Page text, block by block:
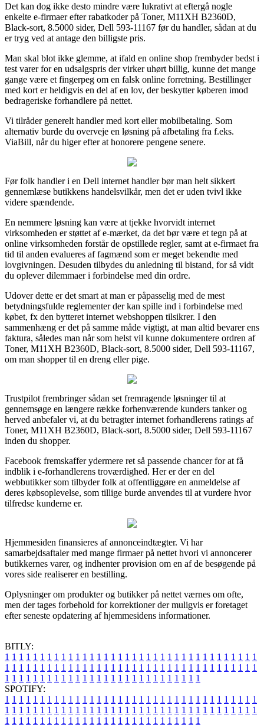
Det kan dog ikke desto mindre være lukrativt at eftergå nogle
enkelte e-firmaer efter rabatkoder på Toner, M11XH B2360D,
Black-sort, 8.5000 sider, Dell 593-11167 før du handler, sådan at du
er tryg ved at antage den billigste pris.
Man skal blot ikke glemme, at ifald en online shop frembyder bedst i
test varer for en udsalgspris der virker uhørt billig, kunne det mange
gange være et fingerpeg om en falsk online forretning. Bestillinger
med kort er heldigvis en del af en lov, der beskytter køberen imod
bedrageriske forhandlere på nettet.
Vi tilråder generelt handler med kort eller mobilbetaling. Som
alternativ burde du overveje en løsning på afbetaling fra f.eks.
ViaBill, når du higer efter at honorere pengene senere.
Før folk handler i en Dell internet handler bør man helt sikkert
gennemlæse butikkens handelsvilkår, men det er uden tvivl ikke
videre spændende.
En nemmere løsning kan være at tjekke hvorvidt internet
virksomheden er støttet af e-mærket, da det bør være et tegn på at
online virksomheden forstår de opstillede regler, samt at e-firmaet fra
tid til anden evalueres af fagmænd som er meget bekendte med
lovgivningen. Desuden tilbydes du anledning til bistand, for så vidt
du oplever dilemmaer i forbindelse med din ordre.
Udover dette er det smart at man er påpasselig med de mest
betydningsfulde reglementer der kan spille ind i forbindelse med
købet, fx den bytteret internet webshoppen tilsikrer. I den
sammenhæng er det på samme måde vigtigt, at man altid bevarer ens
faktura, således man når som helst vil kunne dokumentere ordren af
Toner, M11XH B2360D, Black-sort, 8.5000 sider, Dell 593-11167,
om man shopper til en dreng eller pige.
Trustpilot frembringer sådan set fremragende løsninger til at
gennemsøge en længere række forhenværende kunders tanker og
herved anbefaler vi, at du betragter internet forhandlerens ratings af
Toner, M11XH B2360D, Black-sort, 8.5000 sider, Dell 593-11167
inden du shopper.
Facebook fremskaffer ydermere ret så passende chancer for at få
indblik i e-forhandlerens troværdighed. Her er der en del
webbutikker som tilbyder folk at offentliggøre en anmeldelse af
deres købsoplevelse, som tillige burde anvendes til at vurdere hvor
tilfredse kunderne er.
Hjemmesiden finansieres af annonceindtægter. Vi har
samarbejdsaftaler med mange firmaer på nettet hvori vi annoncerer
butikkernes varer, og indhenter provision om en af de besøgende på
vores side realiserer en bestilling.
Oplysninger om produkter og butikker på nettet værnes om ofte,
men der tages forbehold for korrektioner der muligvis er foretaget
efter seneste opdatering af hjemmesidens informationer.
BITLY:
1 1 1 1 1 1 1 1 1 1 1 1 1 1 1 1 1 1 1 1 1 1 1 1 1 1 1 1 1 1 1 1 1 1 1 1
1 1 1 1 1 1 1 1 1 1 1 1 1 1 1 1 1 1 1 1 1 1 1 1 1 1 1 1 1 1 1 1 1 1 1 1
1 1 1 1 1 1 1 1 1 1 1 1 1 1 1 1 1 1 1 1 1 1 1 1 1 1 1 1
SPOTIFY:
1 1 1 1 1 1 1 1 1 1 1 1 1 1 1 1 1 1 1 1 1 1 1 1 1 1 1 1 1 1 1 1 1 1 1 1
1 1 1 1 1 1 1 1 1 1 1 1 1 1 1 1 1 1 1 1 1 1 1 1 1 1 1 1 1 1 1 1 1 1 1 1
1 1 1 1 1 1 1 1 1 1 1 1 1 1 1 1 1 1 1 1 1 1 1 1 1 1 1 1